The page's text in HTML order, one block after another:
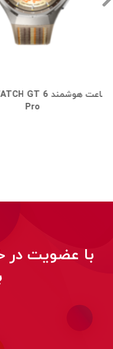
با عضویت در